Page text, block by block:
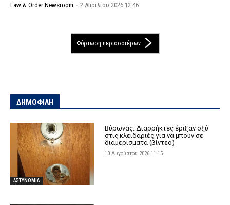
Law & Order Newsroom - 2 Απριλίου 2026 12:46
Φόρτωση περισσοτέρων
ΔΗΜΟΦΙΛΗ
ΑΣΤΥΝΟΜΙΑ
Βύρωνας: Διαρρήκτες έριξαν οξύ
στις κλειδαριές για να μπουν σε
διαμερίσματα (βίντεο)
10 Αυγούστου 2026 11:15